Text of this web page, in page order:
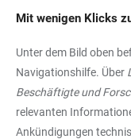
Mit wenigen Klicks
Unter dem Bild oben
Navigationshilfe. Über
Beschäftigte und
relevanten
Ankündigungen